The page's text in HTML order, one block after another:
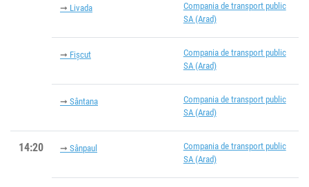
Compania de transport public
SA (Arad)
Livada
Compania de transport public
SA (Arad)
Fișcut
Compania de transport public
SA (Arad)
Sântana
14:20
Compania de transport public
SA (Arad)
Sânpaul